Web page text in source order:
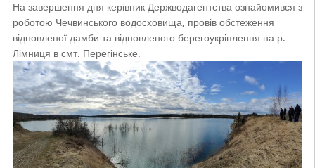
На завершення дня керівник Держводагентства ознайомився з
роботою Чечвинського водосховища, провів обстеження
відновленої дамби та відновленого берегоукріплення на р.
Лімниця в смт. Перегінське.